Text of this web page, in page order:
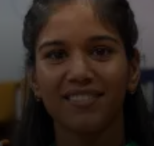
शिक्षा अभियान समेकित शिक्षा
के दौरान 14 वर्ष आयु की
में जर्जर मकान गिरने से एक
में भाजपा प्रदेश महामंत्री का